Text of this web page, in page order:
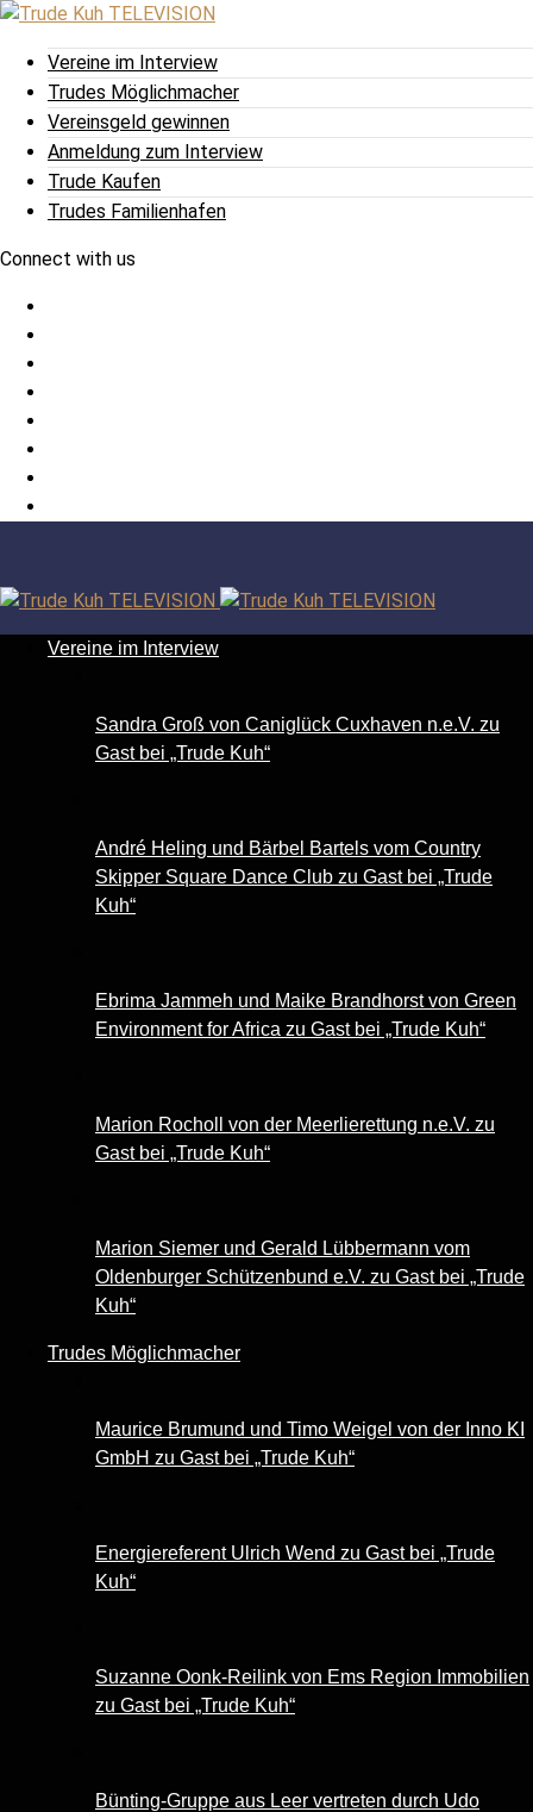
Vereine im Interview
Trudes Möglichmacher
Vereinsgeld gewinnen
Anmeldung zum Interview
Trude Kaufen
Trudes Familienhafen
Connect with us
Vereine im Interview
Sandra Groß von Caniglück Cuxhaven n.e.V. zu
Gast bei „Trude Kuh“
André Heling und Bärbel Bartels vom Country
Skipper Square Dance Club zu Gast bei „Trude
Kuh“
Ebrima Jammeh und Maike Brandhorst von Green
Environment for Africa zu Gast bei „Trude Kuh“
Marion Rocholl von der Meerlierettung n.e.V. zu
Gast bei „Trude Kuh“
Marion Siemer und Gerald Lübbermann vom
Oldenburger Schützenbund e.V. zu Gast bei „Trude
Kuh“
Trudes Möglichmacher
Maurice Brumund und Timo Weigel von der Inno KI
GmbH zu Gast bei „Trude Kuh“
Energiereferent Ulrich Wend zu Gast bei „Trude
Kuh“
Suzanne Oonk-Reilink von Ems Region Immobilien
zu Gast bei „Trude Kuh“
Bünting-Gruppe aus Leer vertreten durch Udo